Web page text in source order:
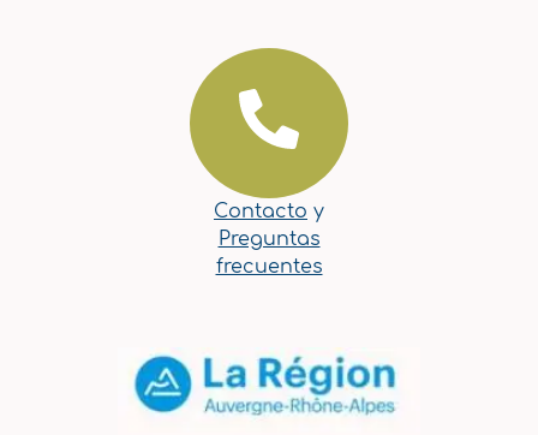
Contacto y
Preguntas
frecuentes